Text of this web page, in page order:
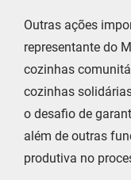
Outras ações
representante do
cozinhas
cozinhas
o desafio de
além de outras
produtiva no